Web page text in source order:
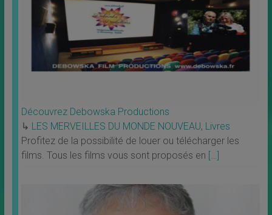
Découvrez Debowska Productions
↳ LES MERVEILLES DU MONDE NOUVEAU, Livres
Profitez de la possibilité de louer ou télécharger les
films. Tous les films vous sont proposés en […]